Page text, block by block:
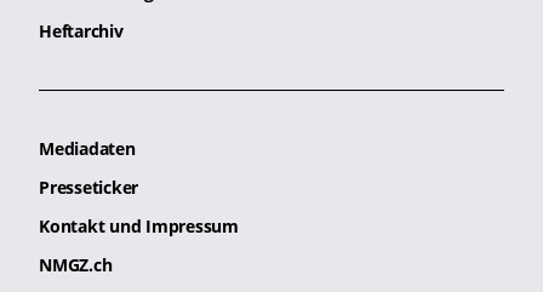
Heftarchiv
Mediadaten
Presseticker
Kontakt und Impressum
NMGZ.ch